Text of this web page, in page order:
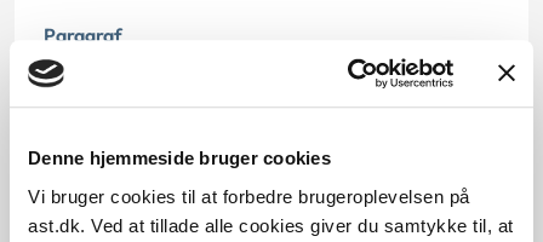
Denne hjemmeside bruger cookies
Vi bruger cookies til at forbedre brugeroplevelsen på
ast.dk. Ved at tillade alle cookies giver du samtykke til, at
Paragraf
§ 45 § 46
6000554-02